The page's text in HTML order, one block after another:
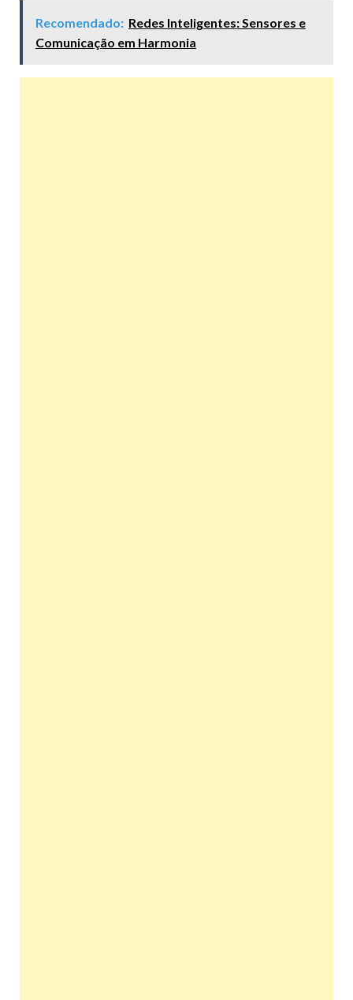
Recomendado: Redes Inteligentes: Sensores e
Comunicação em Harmonia